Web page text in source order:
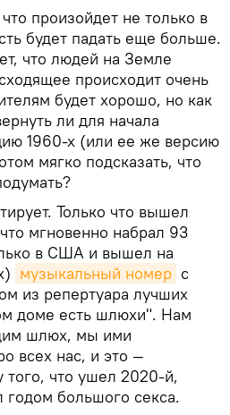
произойдет не только в
будет падать еще больше.
что людей на Земле
происходит очень
будет хорошо, но как
ли для начала
1960-х (или ее же версию
мягко подсказать, что
Только что вышел
мгновенно набрал 93
в США и вышел на
музыкальный номер с
из репертуара лучших
доме есть шлюхи". Нам
шлюх, мы ими
всех нас, и это —
того, что ушел 2020-й,
большого секса.